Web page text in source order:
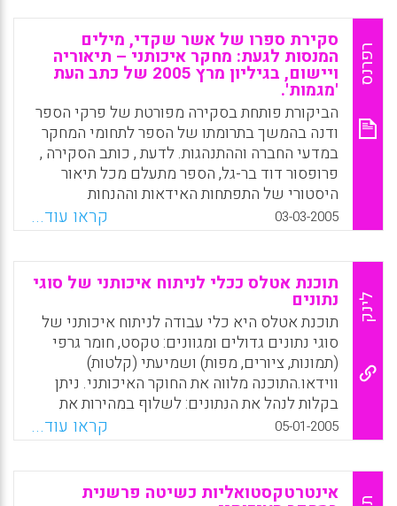
הפתוחה וניתן לצפות בה באמצעות מערכת הוידאו
של האוניברסיטה הפתוחה.
WhatsApp
Facebook
Email
X רפרנס
סקירת ספרו של אשר שקדי, מילים
המנסות לגעת: מחקר איכותני – תיאוריה
ויישום, בגיליון מרץ 2005 של כתב העת
'מגמות'.
הביקורת פותחת בסקירה מפורטת של פרקי הספר
ודנה בהמשך בתרומתו של הספר לתחומי המחקר
במדעי החברה וההתנהגות. לדעת , כותב הסקירה ,
פרופסור דוד בר-גל, הספר מתעלם מכל תיאור
היסטורי של התפתחות האידאות וההנחות
התיאורטיות שביסוד גישת הניתוח .לדעת כותב
הביקורת, יש חשיבות רבה בחשיפת ההיסטוריה
של התפתחות האידאות המרכזיות שהובילו
להתפתחות פרידגמת המחקר האיכותני.
WhatsApp
Facebook
Email
X
03-03-2005 קראו עוד...
לינק
תוכנת אטלס ככלי לניתוח איכותני של סוגי
נתונים
תוכנת אטלס היא כלי עבודה לניתוח איכותני של
סוגי נתונים גדולים ומגוונים: טקסט, חומר גרפי
(תמונות, ציורים, מפות) ושמיעתי (קלטות)
ווידאו.התוכנה מלווה את החוקר האיכותני. ניתן
בקלות לנהל את הנתונים: לשלוף במהירות את
הציטטות של הקודים, ואת כימותם, ולקבץ זמנית
יחידות משמעותיות ממסד הנתונים של החוקר
ליחידה חדשה. החוקר יכול לקשר בין קודים
במטרה ליצור רשתות סמנטיות של קשרים בין
05-01-2005 קראו עוד...
אינטרטקסטואליות כשיטה פרשנית